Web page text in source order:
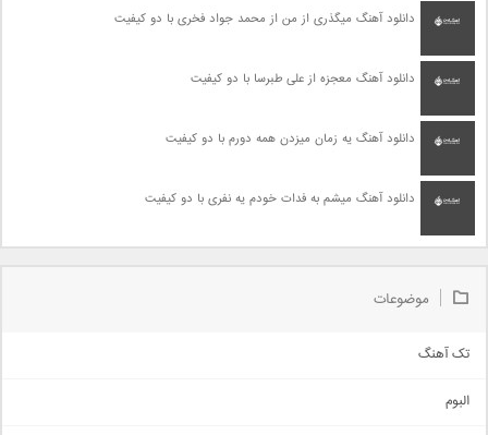
دانلود آهنگ میگذری از من از محمد جواد فخری با دو کیفیت
دانلود آهنگ معجزه از علی طبرسا با دو کیفیت
دانلود آهنگ یه زمان میزدن همه دورم با دو کیفیت
دانلود آهنگ میشم به فدات خودم یه نفری با دو کیفیت
موضوعات
تک آهنگ
البوم